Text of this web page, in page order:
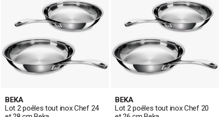
BEKA
Lot 2 poêles tout inox Chef 24
BEKA
Lot 2 poêles tout inox Chef 20